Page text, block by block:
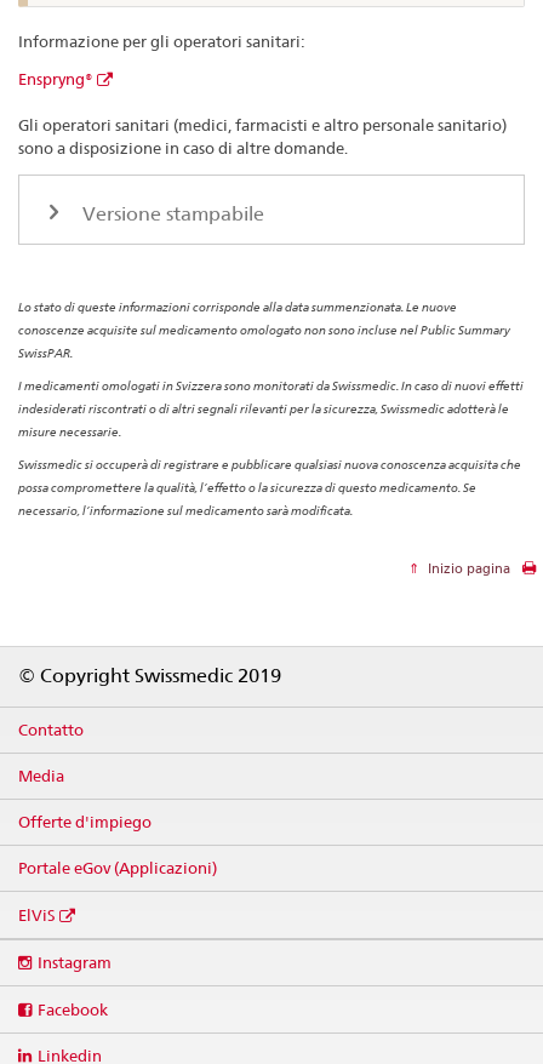
Informazione per gli operatori sanitari:
Enspryng®
Gli operatori sanitari (medici, farmacisti e altro personale sanitario)
sono a disposizione in caso di altre domande.
Versione stampabile
Lo stato di queste informazioni corrisponde alla data summenzionata. Le nuove
conoscenze acquisite sul medicamento omologato non sono incluse nel Public Summary
SwissPAR.
I medicamenti omologati in Svizzera sono monitorati da Swissmedic. In caso di nuovi effetti
indesiderati riscontrati o di altri segnali rilevanti per la sicurezza, Swissmedic adotterà le
misure necessarie.
Swissmedic si occuperà di registrare e pubblicare qualsiasi nuova conoscenza acquisita che
possa compromettere la qualità, l’effetto o la sicurezza di questo medicamento. Se
necessario, l’informazione sul medicamento sarà modificata.
Inizio pagina
© Copyright Swissmedic 2019
Contatto
Media
Offerte d'impiego
Portale eGov (Applicazioni)
ElViS
media
Instagram
Facebook
Linkedin